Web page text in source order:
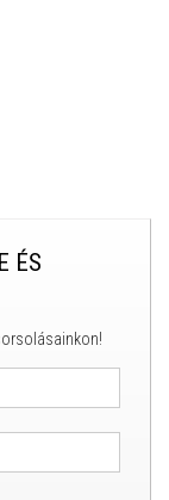
ÉS